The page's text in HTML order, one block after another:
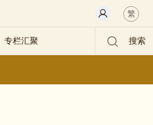
繁
专栏汇聚 搜索